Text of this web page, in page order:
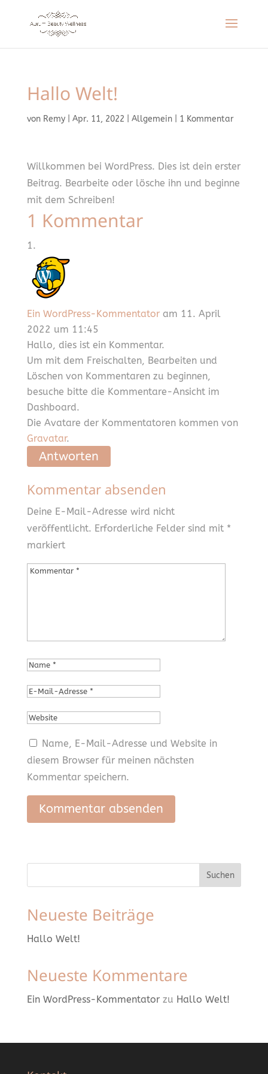
Hallo Welt!
von Remy| Apr. 11, 2022 Allgemein| 1 Kommentar
Willkommen bei WordPress. Dies ist dein erster
Beitrag. Bearbeite oder lösche ihn und beginne
mit dem Schreiben!
1 Kommentar
Ein WordPress-Kommentator am 11. April
2022 um 11:45
Hallo, dies ist ein Kommentar.
Um mit dem Freischalten, Bearbeiten und
Löschen von Kommentaren zu beginnen,
besuche bitte die Kommentare-Ansicht im
Dashboard.
Die Avatare der Kommentatoren kommen von
Gravatar.
Antworten
Kommentar absenden
Deine E-Mail-Adresse wird nicht
veröffentlicht. Erforderliche Felder sind mit *
markiert
Name, E-Mail-Adresse und Website in
diesem Browser für meinen nächsten
Kommentar speichern.
Suchen
Neueste Beiträge
Hallo Welt!
Neueste Kommentare
Ein WordPress-Kommentatorzu Hallo Welt!